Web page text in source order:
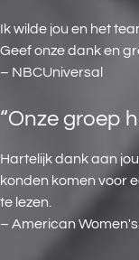
Ik wilde jou en het
Geef onze dank en
– NBCUniversal
“Onze groep
Hartelijk dank aan
konden komen voor
te lezen.
– American